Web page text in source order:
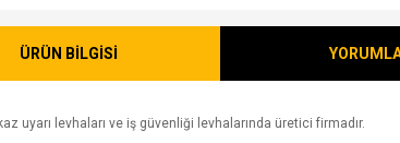
ÜRÜN BİLGİSİ
uyarı levhaları ve iş güvenliği levhalarında üretici firmadır.